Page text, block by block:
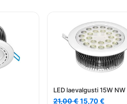
LED laevalgusti 15W NW
21,00€Algne
15,70 €Current